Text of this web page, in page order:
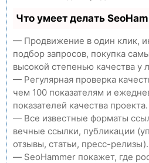
Что умеет делать
— Продвижение в один клик,
подбор запросов, покупка
высокой степенью качества у
— Регулярная проверка
чем 100 показателям и
показателей качества проекта.
— Все известные форматы
вечные ссылки, публикации
отзывы, статьи, пресс-релизы).
— SeoHammer покажет, где